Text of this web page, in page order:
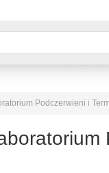
Podczerwieni i